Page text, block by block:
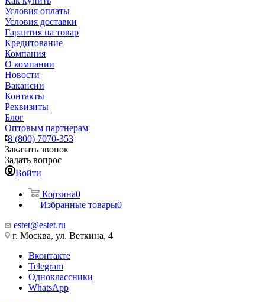
Условия оплаты
Условия доставки
Гарантия на товар
Кредитование
Компания
О компании
Новости
Вакансии
Контакты
Реквизиты
Блог
Оптовым партнерам
8 (800) 7070-353
Заказать звонок
Задать вопрос
Войти
Корзина0
Избранные товары0
estet@estet.ru
г. Москва, ул. Веткина, 4
Вконтакте
Telegram
Одноклассники
WhatsApp